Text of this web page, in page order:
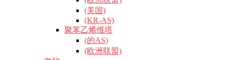
(美国)
(KR-AS)
聚苯乙烯维塔
(的AS)
(欧洲联盟)